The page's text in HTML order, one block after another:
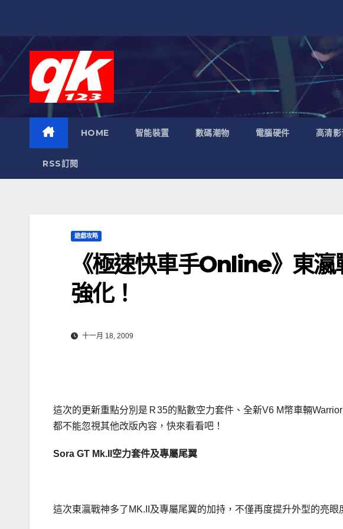
HOME 智能裝置 數碼潮物 電腦硬件 高清影
RSS訂閱
遊戲攻略
《極速快車手Online》東
強化！
十一月 18, 2009
這次的更新重點分別是Ｒ35的點數空力套件、全新V6 M幣車輛
都不能忽視其他改版內容，快來看看吧！
Sora GT Mk.II 空力套件及專屬尾翼
這次東瀛戰神多了MK.II及專屬尾翼的加持，不僅再度提升外型的亮眼